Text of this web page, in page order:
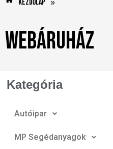
Kezdőlap »
Webáruház
Kategória
Autóipar
MP Segédanyagok